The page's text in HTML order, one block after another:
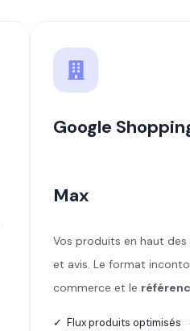
Google
Max
Vos produits en haut
et avis. Le format
commerce et le
✓ Flux produits optimisés